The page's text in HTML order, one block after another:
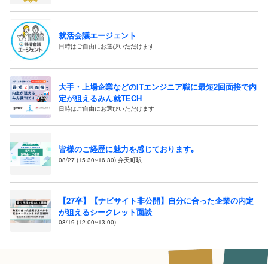
就活会議エージェント
日時はご自由にお選びいただけます
大手・上場企業などのITエンジニア職に最短2回面接で内
定が狙えるみん就TECH
日時はご自由にお選びいただけます
皆様のご経歴に魅力を感じております｡
08/27 (15:30~16:30) 弁天町駅
【27卒】【ナビサイト非公開】自分に合った企業の内定
が狙えるシークレット面談
08/19 (12:00~13:00)